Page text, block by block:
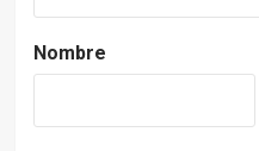
Nombre